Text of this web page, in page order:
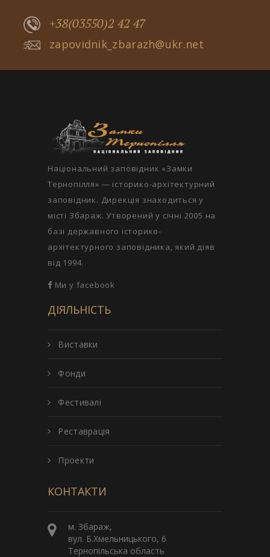
+38(03550)2 42 47
zapovidnik_zbarazh@ukr.net
Національний заповідник «Замки
Тернопілля» — історико-архітектурний
заповідник. Дирекція знаходиться у
місті Збараж. Утворений у січні 2005 на
базі державного історико-
архітектурного заповідника, який діяв
від 1994.
Ми у facebook
ДІЯЛЬНІСТЬ
Виставки
Фонди
Фестивалі
Реставрація
Проекти
КОНТАКТИ
м. Збараж,
вул. Б.Хмельницького, 6
Тернопільська область